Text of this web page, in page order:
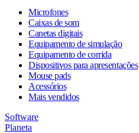
Microfones
Caixas de som
Canetas digitais
Equipamento de simulação
Equipamento de corrida
Dispositivos para apresentações
Mouse pads
Acessórios
Mais vendidos
Software
Planeta